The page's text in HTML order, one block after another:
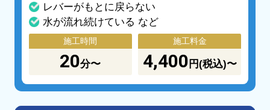
レバーがもとに戻らない
水が流れ続けている など
施工時間
20分〜
施工料金
4,400 円(税込)〜